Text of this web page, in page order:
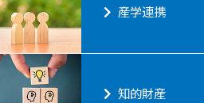
産学連携
知的財産